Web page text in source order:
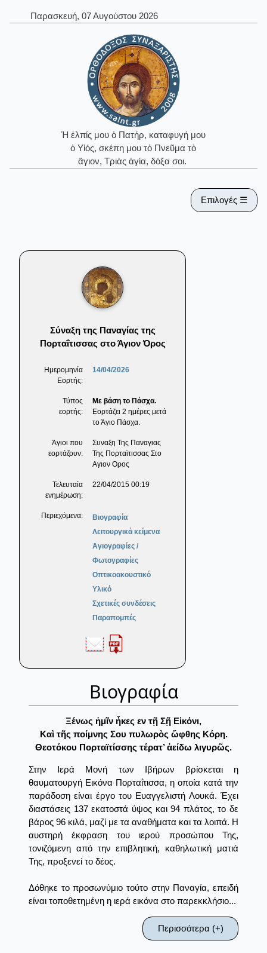
Παρασκευή, 07 Αυγούστου 2026
Ἡ ἐλπίς μου ὁ Πατήρ, καταφυγή μου
ὁ Υἱός, σκέπη μου τὸ Πνεῦμα τὸ
ἅγιον, Τριὰς ἁγία, δόξα σοι.
Επιλογές ☰
Σύναξη της Παναγίας της
Πορταΐτισσας στο Άγιον Όρος
Ημερομηνία
Εορτής:
14/04/2026
Τύπος
εορτής:
Με βάση το Πάσχα.
Εορτάζει 2 ημέρες μετά
το Άγιο Πάσχα.
Άγιοι που
εορτάζουν:
Συναξη Της Παναγιας
Της Πορταϊτισσας Στο
Αγιον Ορος
Τελευταία
ενημέρωση:
22/04/2015 00:19
Περιεχόμενα:
Βιογραφία
Λειτουργικά κείμενα
Αγιογραφίες /
Φωτογραφίες
Οπτικοακουστικό
Υλικό
Σχετικές συνδέσεις
Παραπομπές
Βιογραφία
Ξένως ἡμῖν ἧκες εν τῇ Σῇ Εἰκόνι,
Καὶ τῆς ποίμνης Σου πυλωρὸς ὤφθης Κόρη.
Θεοτόκου Πορταϊτίσσης τέρατ’ ἀείδω λιγυρῶς.
Στην Ιερά Μονή των Ιβήρων βρίσκεται η
θαυματουργή Εικόνα Πορταΐτισσα, η οποία κατά την
παράδοση είναι έργο του Ευαγγελιστή Λουκά. Έχει
διαστάσεις 137 εκατοστά ύψος και 94 πλάτος, το δε
βάρος 96 κιλά, μαζί με τα αναθήματα και τα λοιπά. Η
αυστηρή έκφραση του ιερού προσώπου Της,
τονιζόμενη από την επιβλητική, καθηλωτική ματιά
Της, προξενεί το δέος.
Δόθηκε το προσωνύμιο τούτο στην Παναγία, επειδή
είναι τοποθετημένη η ιερά εικόνα στο παρεκκλήσιο...
Περισσότερα (+)